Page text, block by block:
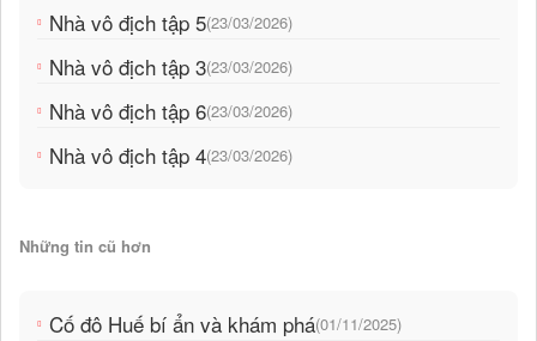
Nhà vô địch tập 5(23/03/2026)
Nhà vô địch tập 3(23/03/2026)
Nhà vô địch tập 6(23/03/2026)
Nhà vô địch tập 4(23/03/2026)
Những tin cũ hơn
Cố đô Huế bí ẩn và khám phá(01/11/2025)